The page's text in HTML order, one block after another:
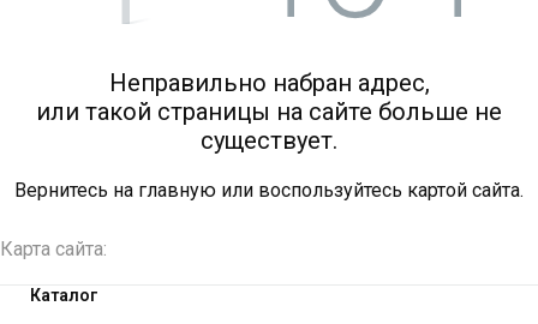
Неправильно набран адрес,
или такой страницы на сайте больше не
существует.
Вернитесь на главную или воспользуйтесь картой сайта.
Карта сайта:
Каталог